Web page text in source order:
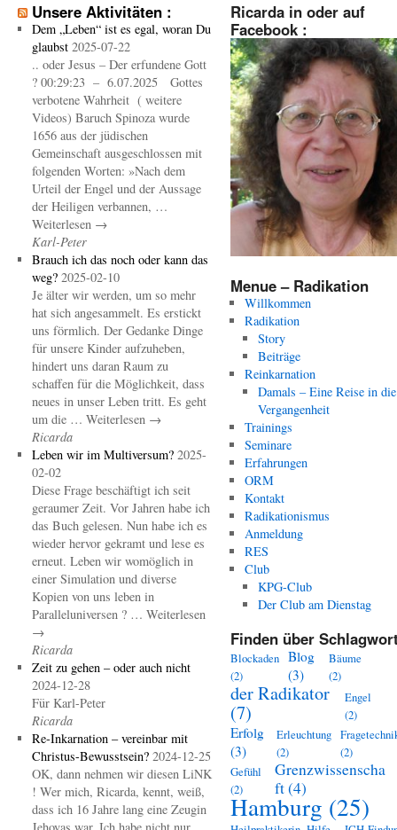
Unsere Aktivitäten :
Dem „Leben“ ist es egal, woran Du
glaubst 2025-07-22
.. oder Jesus – Der erfundene Gott
? 00:29:23 – 6.07.2025 Gottes
verbotene Wahrheit ( weitere
Videos) Baruch Spinoza wurde
1656 aus der jüdischen
Gemeinschaft ausgeschlossen mit
folgenden Worten: »Nach dem
Urteil der Engel und der Aussage
der Heiligen verbannen, …
Weiterlesen →
Karl-Peter
Brauch ich das noch oder kann das
weg? 2025-02-10
Je älter wir werden, um so mehr
hat sich angesammelt. Es erstickt
uns förmlich. Der Gedanke Dinge
für unsere Kinder aufzuheben,
hindert uns daran Raum zu
schaffen für die Möglichkeit, dass
neues in unser Leben tritt. Es geht
um die … Weiterlesen →
Ricarda
Leben wir im Multiversum? 2025-
02-02
Diese Frage beschäftigt ich seit
geraumer Zeit. Vor Jahren habe ich
das Buch gelesen. Nun habe ich es
wieder hervor gekramt und lese es
erneut. Leben wir womöglich in
einer Simulation und diverse
Kopien von uns leben in
Paralleluniversen ? … Weiterlesen
→
Ricarda
Zeit zu gehen – oder auch nicht
2024-12-28
Für Karl-Peter
Ricarda
Re-Inkarnation – vereinbar mit
Christus-Bewusstsein? 2024-12-25
OK, dann nehmen wir diesen LiNK
! Wer mich, Ricarda, kennt, weiß,
dass ich 16 Jahre lang eine Zeugin
Ricarda in oder auf
Facebook :
Menue – Radikation
Willkommen
Radikation
Story
Beiträge
Reinkarnation
Damals – Eine Reise in die
Vergangenheit
Trainings
Seminare
Erfahrungen
ORM
Kontakt
Radikationismus
Anmeldung
RES
Club
KPG-Club
Der Club am Dienstag
Finden über
Blockaden
(2)
Blog
(3)
Bäume
(2)
der Radikator
(7)
Engel
(2)
Erfolg
(3)
Erleuchtung
(2)
(2)
Gefühl
(2)
Grenzwissenscha
ft(4)
Hamburg (25)